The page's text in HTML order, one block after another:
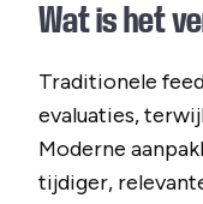
Wat is het
Traditionele
evaluaties,
Moderne
tijdiger,